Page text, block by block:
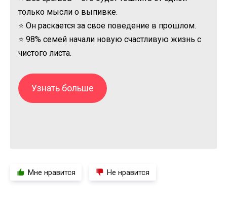
только мысли о выпивке.
⭐ Он раскается за свое поведение в прошлом.
⭐ 98% семей начали новую счастливую жизнь с
чистого листа.
Узнать больше
Мне нравится Не нравится